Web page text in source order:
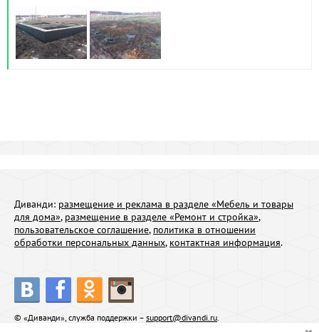
Диванди: размещение и реклама в разделе «Мебель и товары
для дома», размещение в разделе «Ремонт и стройка»,
пользовательское соглашение, политика в отношении
обработки персональных данных, контактная информация.
© «Диванди», служба поддержки – support@divandi.ru.